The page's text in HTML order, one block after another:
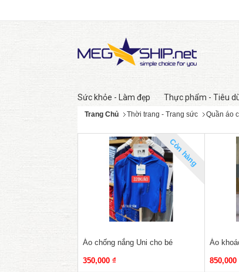
Sức khỏe - Làm đẹp Thực phẩm - Tiêu
Trang Chủ Thời trang - Trang sức Quần áo
Còn hàng
Áo chống nắng Uni cho bé
350,000 ₫
Áo
850,000